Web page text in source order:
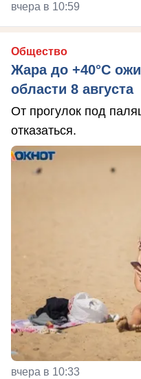
вчера в 10:59
Общество
Жара до +40°С
области 8 августа
От прогулок под
отказаться.
вчера в 10:33